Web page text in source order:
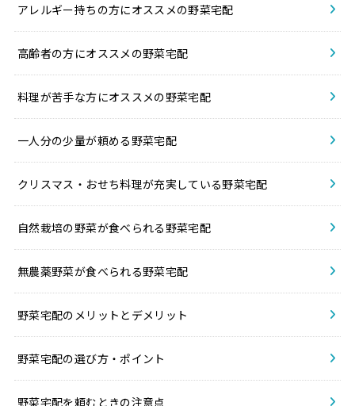
アレルギー持ちの方にオススメの野菜宅配
高齢者の方にオススメの野菜宅配
料理が苦手な方にオススメの野菜宅配
一人分の少量が頼める野菜宅配
クリスマス・おせち料理が充実している野菜宅配
自然栽培の野菜が食べられる野菜宅配
無農薬野菜が食べられる野菜宅配
野菜宅配のメリットとデメリット
野菜宅配の選び方・ポイント
野菜宅配を頼むときの注意点